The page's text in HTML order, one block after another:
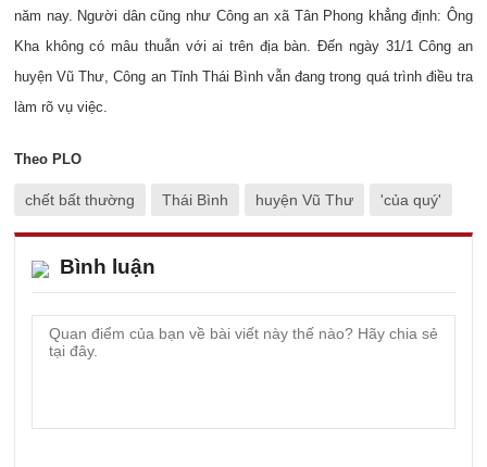
năm nay. Người dân cũng như Công an xã Tân Phong khẳng định: Ông
Kha không có mâu thuẫn với ai trên địa bàn. Đến ngày 31/1 Công an
huyện Vũ Thư, Công an Tỉnh Thái Bình vẫn đang trong quá trình điều tra
làm rõ vụ việc.
Theo PLO
chết bất thường Thái Bình huyện Vũ Thư 'của quý'
Bình luận